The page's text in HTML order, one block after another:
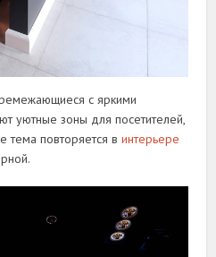
с яркими
уютные зоны для посетителей,
тема повторяется винтерьере